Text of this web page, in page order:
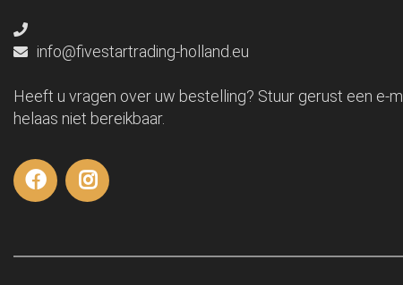
info@fivestartrading-holland.eu
Heeft u vragen over uw bestelling? Stuur gerust een e-
helaas niet bereikbaar.